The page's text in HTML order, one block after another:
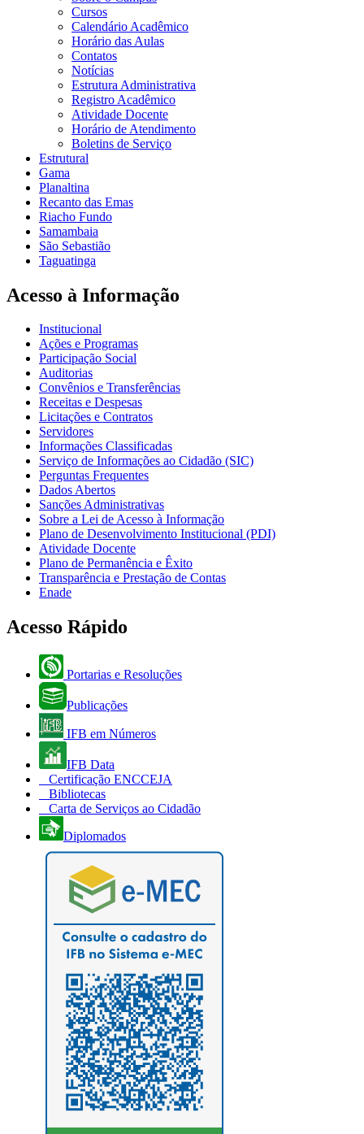
Cursos
Calendário Acadêmico
Horário das Aulas
Contatos
Notícias
Estrutura Administrativa
Registro Acadêmico
Atividade Docente
Horário de Atendimento
Boletins de Serviço
Estrutural
Gama
Planaltina
Recanto das Emas
Riacho Fundo
Samambaia
São Sebastião
Taguatinga
Acesso à Informação
Institucional
Ações e Programas
Participação Social
Auditorias
Convênios e Transferências
Receitas e Despesas
Licitações e Contratos
Servidores
Informações Classificadas
Serviço de Informações ao Cidadão (SIC)
Perguntas Frequentes
Dados Abertos
Sanções Administrativas
Sobre a Lei de Acesso à Informação
Plano de Desenvolvimento Institucional (PDI)
Atividade Docente
Plano de Permanência e Êxito
Transparência e Prestação de Contas
Enade
Acesso Rápido
Portarias e Resoluções
Publicações
IFB em Números
IFB Data
Certificação ENCCEJA
Bibliotecas
Carta de Serviços ao Cidadão
Diplomados